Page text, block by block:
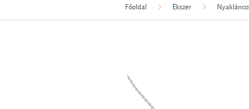
Főoldal Ékszer